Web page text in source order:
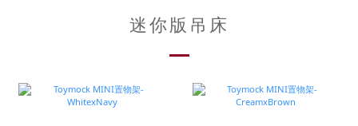
迷你版吊床